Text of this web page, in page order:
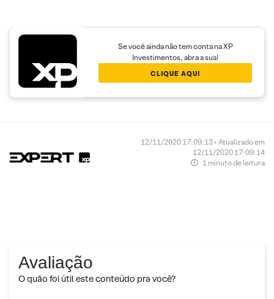
Se você ainda não tem conta na XP
Investimentos, abra a sua!
CLIQUE AQUI
12/11/2020 17:09:13 • Atualizado em
12/11/2020 17:09:14
1 minuto de leitura
Avaliação
O quão foi útil este conteúdo pra você?